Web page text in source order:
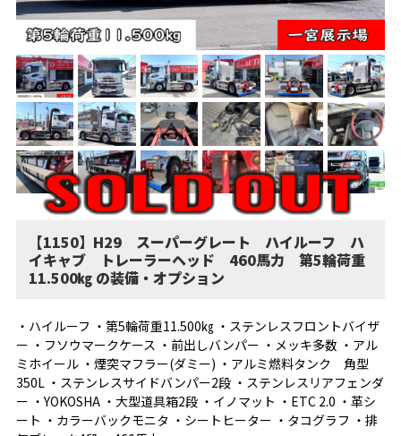
【1150】H29 スーパーグレート ハイルーフ ハ
イキャブ トレーラーヘッド 460馬力 第5輪荷重
11.500㎏ の装備・オプション
・ハイルーフ ・第5輪荷重11.500㎏ ・ステンレスフロントバイザ
ー ・フソウマークケース ・前出しバンパー ・メッキ多数 ・アル
ミホイール ・煙突マフラー(ダミー) ・アルミ燃料タンク 角型
350L ・ステンレスサイドバンパー2段 ・ステンレスリアフェンダ
ー ・YOKOSHA ・大型道具箱2段 ・イノマット ・ETC 2.0 ・革シ
ート ・カラーバックモニタ ・シートヒーター ・タコグラフ ・排